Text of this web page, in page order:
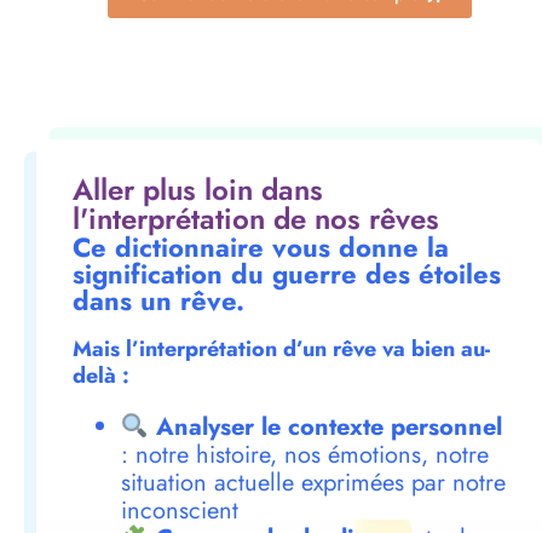
Aller plus loin dans
l'interprétation de nos rêves
Ce dictionnaire vous donne la
signification du guerre des étoiles
dans un rêve.
Mais l’interprétation d’un rêve va bien au-
delà :
Analyser le contexte personnel
: notre histoire, nos émotions, notre
situation actuelle exprimées par notre
inconscient